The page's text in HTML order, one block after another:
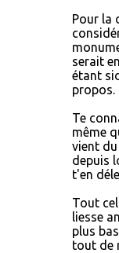
Pour la
serait
étant
propos.
Te
même
vient
depuis
t'en
Tout
liesse
plus
tout de